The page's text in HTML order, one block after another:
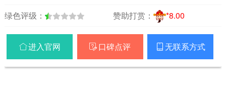
绿色评级：
赞助打赏： *8.00
进入官网  口碑点评  无联系方式